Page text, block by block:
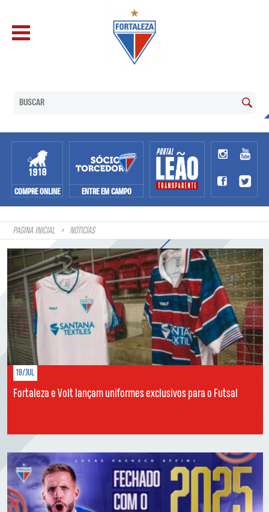
COMPRE ONLINE ENTRE EM CAMPO
PAGINA INICIAL NOTÍCIAS
19/JUL
Fortaleza e Volt lançam uniformes exclusivos para o Futsal